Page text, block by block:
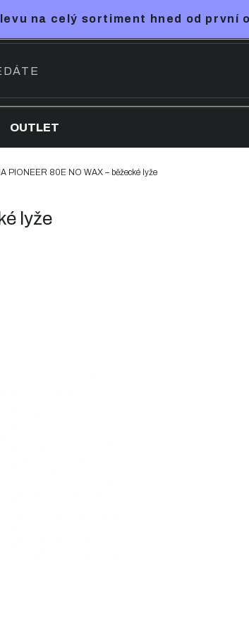
na celý sortiment hned od první
OUTLET
PIONEER 80E NO WAX – běžecké lyže
lyže